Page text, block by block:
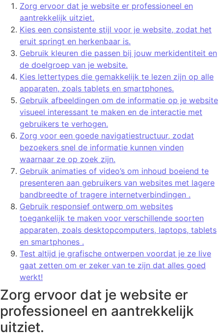
Zorg ervoor dat je website er professioneel en
aantrekkelijk uitziet.
Kies een consistente stijl voor je website, zodat het
eruit springt en herkenbaar is.
Gebruik kleuren die passen bij jouw merkidentiteit en
de doelgroep van je website.
Kies lettertypes die gemakkelijk te lezen zijn op alle
apparaten, zoals tablets en smartphones.
Gebruik afbeeldingen om de informatie op je website
visueel interessant te maken en de interactie met
gebruikers te verhogen.
Zorg voor een goede navigatiestructuur, zodat
bezoekers snel de informatie kunnen vinden
waarnaar ze op zoek zijn.
Gebruik animaties of video’s om inhoud boeiend te
presenteren aan gebruikers van websites met lagere
bandbreedte of tragere internetverbindingen .
Gebruik responsief ontwerp om websites
toegankelijk te maken voor verschillende soorten
apparaten, zoals desktopcomputers, laptops, tablets
en smartphones .
Test altijd je grafische ontwerpen voordat je ze live
gaat zetten om er zeker van te zijn dat alles goed
werkt!
Zorg ervoor dat je website er
professioneel en aantrekkelijk
uitziet.